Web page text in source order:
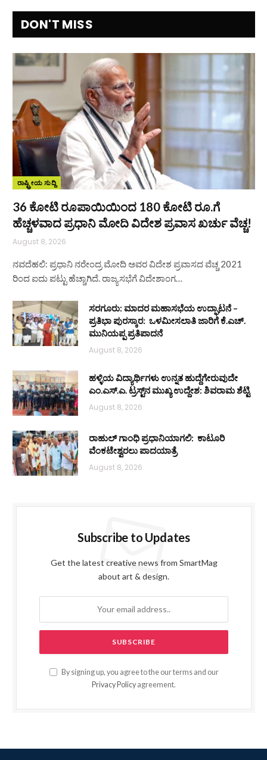
DON'T MISS
ರಾಷ್ಟ್ರೀಯ ಸುದ್ದಿ
36 ಕೋಟಿ ರೂಪಾಯಿಯಿಂದ 180 ಕೋಟಿ ರೂ.ಗೆ
ಹೆಚ್ಚಳವಾದ ಪ್ರಧಾನಿ ಮೋದಿ ವಿದೇಶ ಪ್ರವಾಸ ಖರ್ಚು ವೆಚ್ಚ!
August 8, 2026
ನವದೆಹಲಿ: ಪ್ರಧಾನಿ ನರೇಂದ್ರ ಮೋದಿ ಅವರ ವಿದೇಶ ಪ್ರವಾಸದ ವೆಚ್ಚ 2021
ರಿಂದ ಐದು ಪಟ್ಟು ಹೆಚ್ಚಾಗಿದೆ. ರಾಜ್ಯಸಭೆಗೆ ವಿದೇಶಾಂಗ…
ಸರಗೂರು: ಮಾದರ ಮಹಾಸಭೆಯ ಉದ್ಘಾಟನೆ –
ಪ್ರತಿಭಾ ಪುರಸ್ಕಾರ: ಒಳಮೀಸಲಾತಿ ಜಾರಿಗೆ ಕೆ.ಎಚ್.
ಮುನಿಯಪ್ಪ ಪ್ರತಿಪಾದನೆ
August 8, 2026
ಹಳ್ಳಿಯ ವಿದ್ಯಾರ್ಥಿಗಳು ಉನ್ನತ ಹುದ್ದೆಗೇರುವುದೇ
ಎಂ.ಎಸ್.ಎ. ಟ್ರಸ್ಟ್‌ನ ಮುಖ್ಯ ಉದ್ದೇಶ: ಶಿವರಾಮ ಶೆಟ್ಟಿ
August 8, 2026
ರಾಹುಲ್ ಗಾಂಧಿ ಪ್ರಧಾನಿಯಾಗಲಿ: ಕಾಟೂರಿ
ವೆಂಕಟೇಶ್ವರಲು ಪಾದಯಾತ್ರೆ
August 8, 2026
Subscribe to Updates
Get the latest creative news from SmartMag
about art & design.
By signing up, you agree to the our terms and our
Privacy Policy agreement.